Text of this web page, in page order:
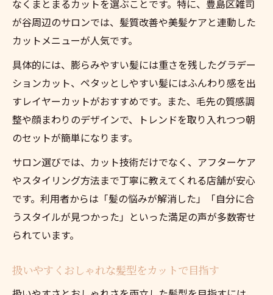
なくまとまるカットを選ぶことです。特に、豊島区雑司
が谷周辺のサロンでは、髪質改善や美髪ケアと連動した
カットメニューが人気です。
具体的には、膨らみやすい髪には重さを残したグラデー
ションカット、ペタッとしやすい髪にはふんわり感を出
すレイヤーカットがおすすめです。また、毛先の質感調
整や顔まわりのデザインで、トレンドを取り入れつつ朝
のセットが簡単になります。
サロン選びでは、カット技術だけでなく、アフターケア
やスタイリング方法まで丁寧に教えてくれる店舗が安心
です。利用者からは「髪の悩みが解消した」「自分に合
うスタイルが見つかった」といった満足の声が多数寄せ
られています。
扱いやすくおしゃれな髪型をカットで目指す